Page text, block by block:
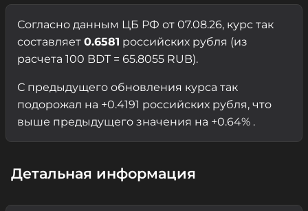
Согласно данным ЦБ РФ от 07.08.26, курс так
составляет 0.6581 российских рубля (из
расчета 100 BDT = 65.8055 RUB).
С предыдущего обновления курса так
подорожал на +0.4191 российских рубля, что
выше предыдущего значения на +0.64% .
Детальная информация